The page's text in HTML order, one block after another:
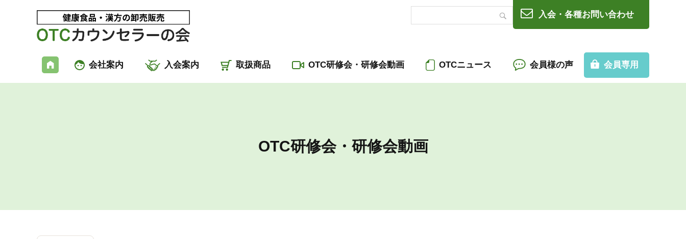
入会・各種お問い合わせ
会社案内 入会案内 取扱商品 OTC研修会・研修会動画 OTCニュース 会員様の声 会員専用
OTC研修会・研修会動画